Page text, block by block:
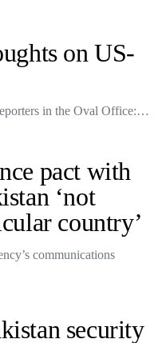
on US-
in the Oval Office:…
pact with
‘not
country’
communications
security